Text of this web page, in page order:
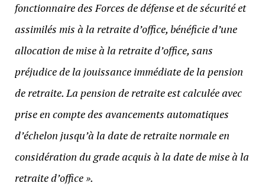
fonctionnaire des Forces de défense et de sécurité et
assimilés mis à la retraite d’office, bénéficie d’une
allocation de mise à la retraite d’office, sans
préjudice de la jouissance immédiate de la pension
de retraite. La pension de retraite est calculée avec
prise en compte des avancements automatiques
d’échelon jusqu’à la date de retraite normale en
considération du grade acquis à la date de mise à la
retraite d’office ».